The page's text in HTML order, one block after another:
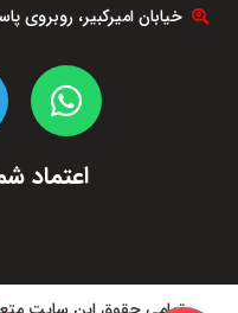
خیابان امیرکبیر، روبروی
اعتماد